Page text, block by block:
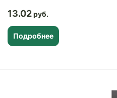
13.02
Подробнее